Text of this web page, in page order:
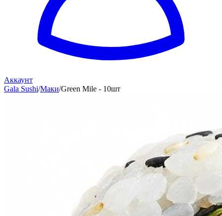
Аккаунт
Gala Sushi/Маки/Green Mile - 10шт